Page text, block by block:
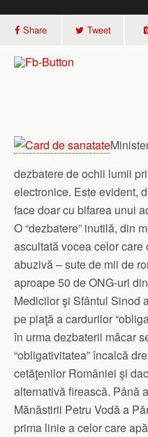
Share Tweet
dezbatere de ochii lumii
electronice. Este evident,
face doar cu bifarea unui
O “dezbatere” inutilă, din
ascultată vocea celor
abuzivă – sute de mii de
aproape 50 de ONG-uri
Medicilor şi Sfântul Sinod
pe piaţă a cardurilor
în urma dezbaterii măcar
“obligativitatea” încalcă
cetăţenilor României şi
alternativă firească. Până
Mănăstirii Petru Vodă a
prima linie a celor care